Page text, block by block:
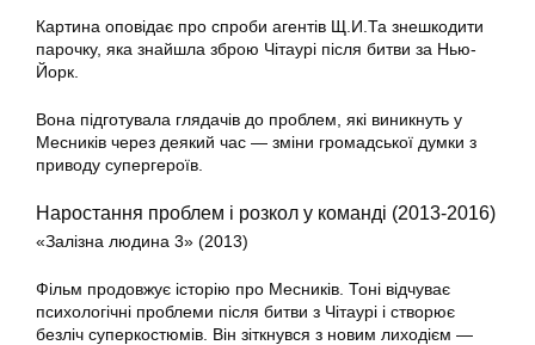
Картина оповідає про спроби агентів Щ.И.Та знешкодити
парочку, яка знайшла зброю Чітаурі після битви за Нью-
Йорк.
Вона підготувала глядачів до проблем, які виникнуть у
Месників через деякий час — зміни громадської думки з
приводу супергероїв.
Наростання проблем і розкол у команді (2013-2016)
«Залізна людина 3» (2013)
Фільм продовжує історію про Месників. Тоні відчуває
психологічні проблеми після битви з Чітаурі і створює
безліч суперкостюмів. Він зіткнувся з новим лиходієм —